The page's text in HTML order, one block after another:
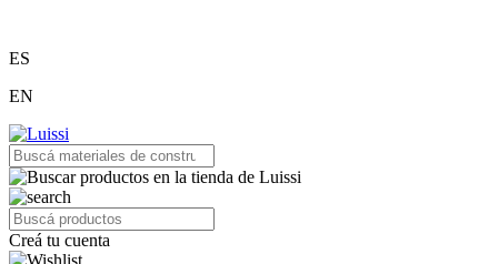
ES
EN
Creá tu cuenta